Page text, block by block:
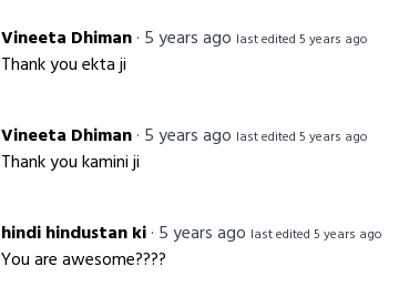
Vineeta Dhiman· 5 years ago last edited 5 years ago
Thank you ekta ji
Vineeta Dhiman· 5 years ago last edited 5 years ago
Thank you kamini ji
hindi hindustan ki· 5 years ago last edited 5 years ago
You are awesome????